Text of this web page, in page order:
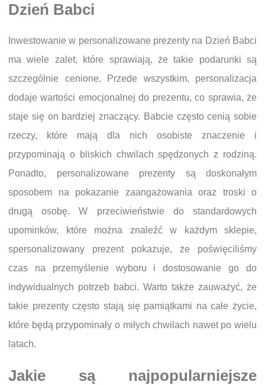
Dzień Babci
Inwestowanie w personalizowane prezenty na Dzień Babci
ma wiele zalet, które sprawiają, że takie podarunki są
szczególnie cenione. Przede wszystkim, personalizacja
dodaje wartości emocjonalnej do prezentu, co sprawia, że
staje się on bardziej znaczący. Babcie często cenią sobie
rzeczy, które mają dla nich osobiste znaczenie i
przypominają o bliskich chwilach spędzonych z rodziną.
Ponadto, personalizowane prezenty są doskonałym
sposobem na pokazanie zaangażowania oraz troski o
drugą osobę. W przeciwieństwie do standardowych
upominków, które można znaleźć w każdym sklepie,
spersonalizowany prezent pokazuje, że poświęciliśmy
czas na przemyślenie wyboru i dostosowanie go do
indywidualnych potrzeb babci. Warto także zauważyć, że
takie prezenty często stają się pamiątkami na całe życie,
które będą przypominały o miłych chwilach nawet po wielu
latach.
Jakie są najpopularniejsze